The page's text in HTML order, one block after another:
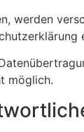
werden
möglich.